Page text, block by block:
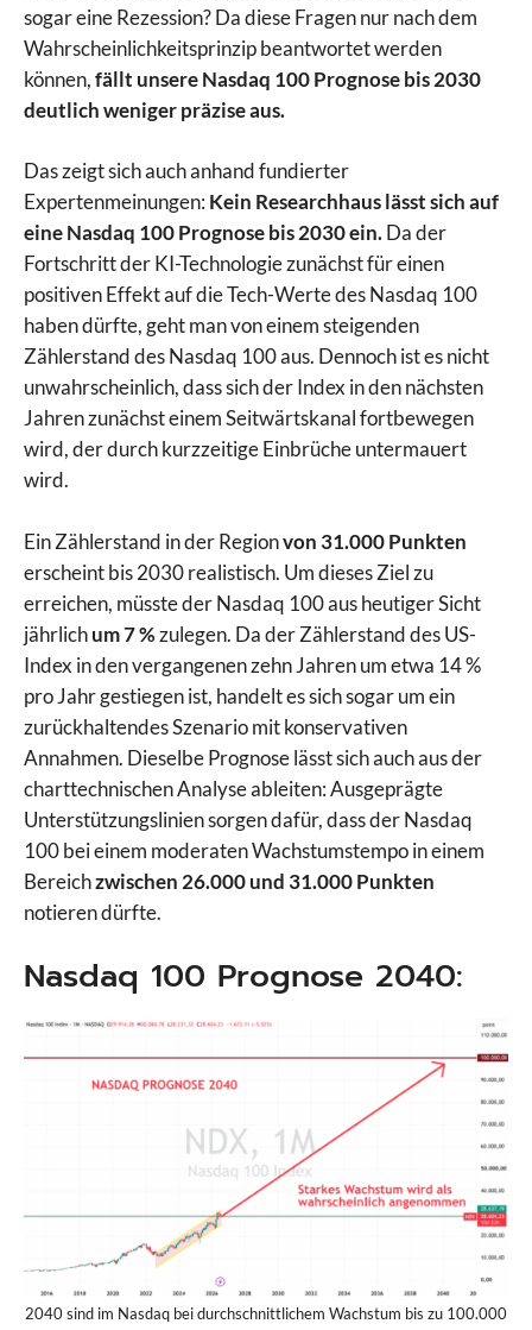
sogar eine Rezession? Da diese Fragen nur nach dem
Wahrscheinlichkeitsprinzip beantwortet werden
können,fällt unsere Nasdaq 100 Prognose bis 2030
deutlich weniger präzise aus.
Das zeigt sich auch anhand fundierter
Expertenmeinungen: Kein Researchhaus lässt sich auf
eine Nasdaq 100 Prognose bis 2030 ein.Da der
Fortschritt der KI-Technologie zunächst für einen
positiven Effekt auf die Tech-Werte des Nasdaq 100
haben dürfte, geht man von einem steigenden
Zählerstand des Nasdaq 100 aus. Dennoch ist es nicht
unwahrscheinlich, dass sich der Index in den nächsten
Jahren zunächst einem Seitwärtskanal fortbewegen
wird, der durch kurzzeitige Einbrüche untermauert
wird.
Ein Zählerstand in der Regionvon 31.000 Punkten
erscheint bis 2030 realistisch. Um dieses Ziel zu
erreichen, müsste der Nasdaq 100 aus heutiger Sicht
jährlichum 7 %zulegen. Da der Zählerstand des US-
Index in den vergangenen zehn Jahren um etwa 14 %
pro Jahr gestiegen ist, handelt es sich sogar um ein
zurückhaltendes Szenario mit konservativen
Annahmen. Dieselbe Prognose lässt sich auch aus der
charttechnischen Analyse ableiten: Ausgeprägte
Unterstützungslinien sorgen dafür, dass der Nasdaq
100 bei einem moderaten Wachstumstempo in einem
Bereichzwischen 26.000 und 31.000 Punkten
notieren dürfte.
Nasdaq 100 Prognose 2040:
2040 sind im Nasdaq bei durchschnittlichem Wachstum bis zu 100.000